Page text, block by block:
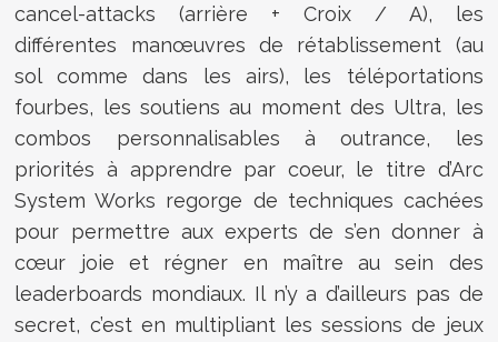
cancel-attacks (arrière + Croix / A), les
différentes manœuvres de rétablissement (au
sol comme dans les airs), les téléportations
fourbes, les soutiens au moment des Ultra, les
combos personnalisables à outrance, les
priorités à apprendre par coeur, le titre d’Arc
System Works regorge de techniques cachées
pour permettre aux experts de s’en donner à
cœur joie et régner en maître au sein des
leaderboards mondiaux. Il n’y a d’ailleurs pas de
secret, c’est en multipliant les sessions de jeux